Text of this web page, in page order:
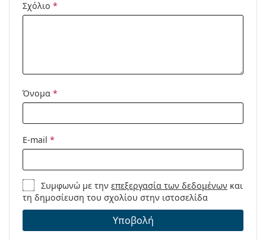
Μοντέλο:
Σχόλιο *
Όνομα *
E-mail *
Συμφωνώ με τηνεπεξεργασία των δεδομένων και
τη δημοσίευση του σχολίου στην ιστοσελίδα
Υποβολή